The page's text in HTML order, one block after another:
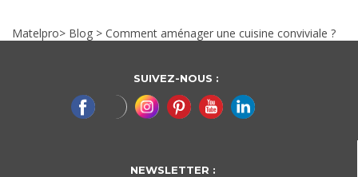
Matelpro> Blog > Comment aménager une cuisine conviviale ?
SUIVEZ-NOUS :
NEWSLETTER :